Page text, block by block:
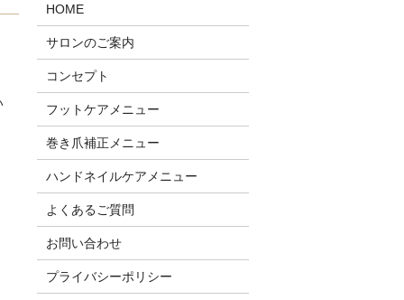
HOME
サロンのご案内
コンセプト
フットケアメニュー
巻き爪補正メニュー
ハンドネイルケアメニュー
よくあるご質問
お問い合わせ
プライバシーポリシー